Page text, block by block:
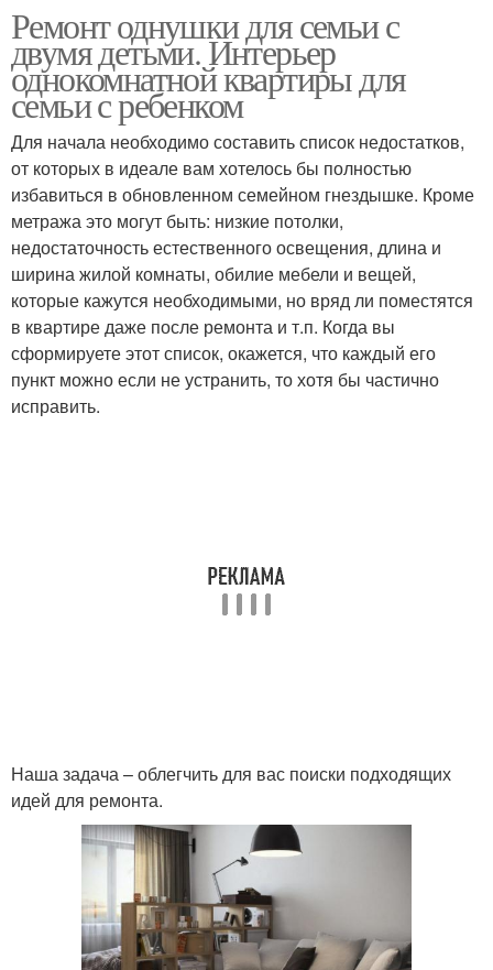
Однушка с ребенком
Ремонт однушки для семьи с
двумя детьми. Интерьер
однокомнатной квартиры для
семьи с ребенком
Для начала необходимо составить список недостатков,
от которых в идеале вам хотелось бы полностью
избавиться в обновленном семейном гнездышке. Кроме
метража это могут быть: низкие потолки,
недостаточность естественного освещения, длина и
ширина жилой комнаты, обилие мебели и вещей,
которые кажутся необходимыми, но вряд ли поместятся
в квартире даже после ремонта и т.п. Когда вы
сформируете этот список, окажется, что каждый его
пункт можно если не устранить, то хотя бы частично
исправить.
Наша задача – облегчить для вас поиски подходящих
идей для ремонта.